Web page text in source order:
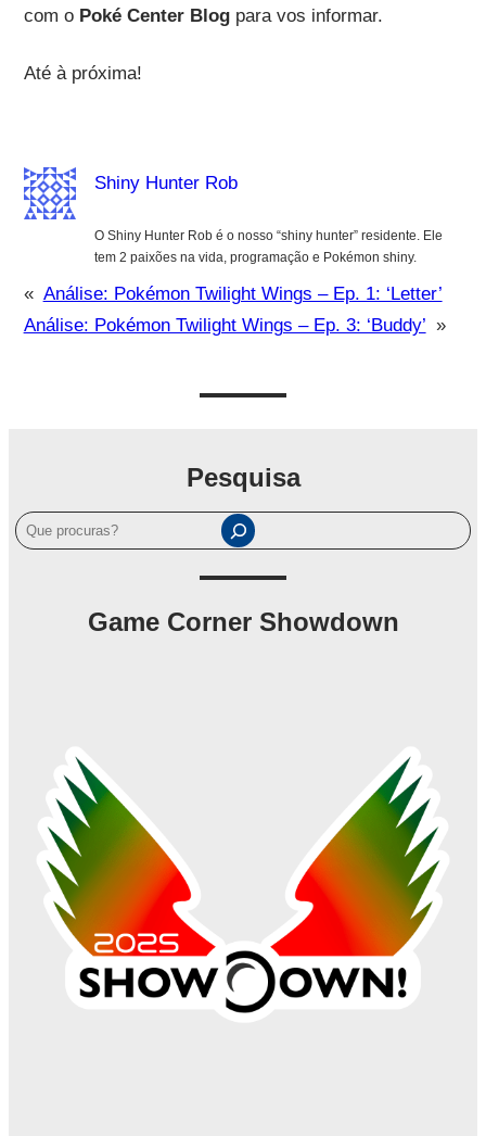
com o Poké Center Blogpara vos informar.
Até à próxima!
Shiny Hunter Rob
O Shiny Hunter Rob é o nosso “shiny hunter” residente. Ele
tem 2 paixões na vida, programação e Pokémon shiny.
« Análise: Pokémon Twilight Wings – Ep. 1: ‘Letter’
Análise: Pokémon Twilight Wings – Ep. 3: ‘Buddy’ »
Pesquisa
P
e
Game Corner Showdown